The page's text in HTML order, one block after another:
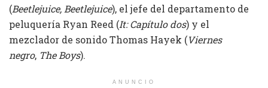
(Beetlejuice, Beetlejuice), el jefe del departamento de
peluquería Ryan Reed (It: Capítulo dos) y el
mezclador de sonido Thomas Hayek (Viernes
negro, The Boys).
ANUNCIO